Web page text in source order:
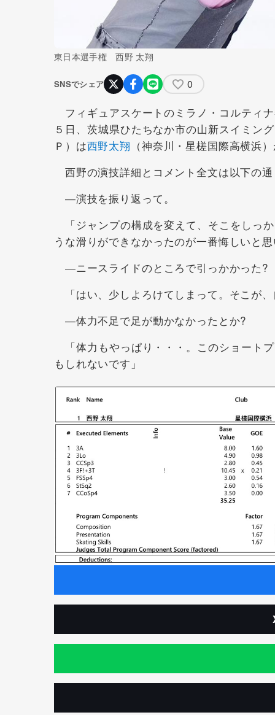
東日本選手権 西野 太翔
SNSでシェア 0
フィギュアスケートのミラノ・コルティ
５日、茨城県ひたちなか市の山新スイミン
Ｐ）は西野太翔 （神奈川・星槎国際高横浜
西野の演技詳細とコメント全文は以下の
―演技を振り返って。
「ジャンプの構成を変えて、そこをしっ
うな滑りができなかったのが一番悔しいと
―ニースライドのところで引っかかった?
「はい、少しよろけてしまって。そこが
―体力不足で足が動かなかったとか?
「体力もやっぱり・・・。このショート
もしれないです」